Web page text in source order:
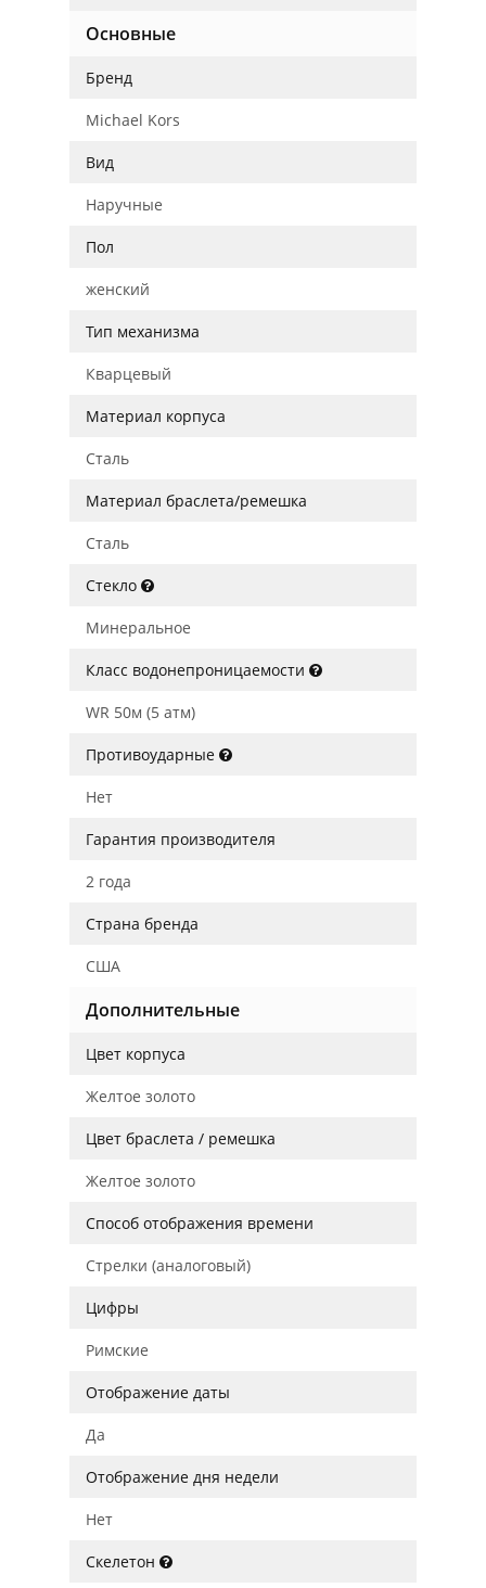
Основные
Бренд
Michael Kors
Вид
Наручные
Пол
женский
Тип механизма
Кварцевый
Материал корпуса
Сталь
Материал браслета/ремешка
Сталь
Стекло
Минеральное
Класс водонепроницаемости
WR 50м (5 атм)
Противоударные
Нет
Гарантия производителя
2 года
Страна бренда
США
Дополнительные
Цвет корпуса
Желтое золото
Цвет браслета / ремешка
Желтое золото
Способ отображения времени
Стрелки (аналоговый)
Цифры
Римские
Отображение даты
Да
Отображение дня недели
Нет
Скелетон